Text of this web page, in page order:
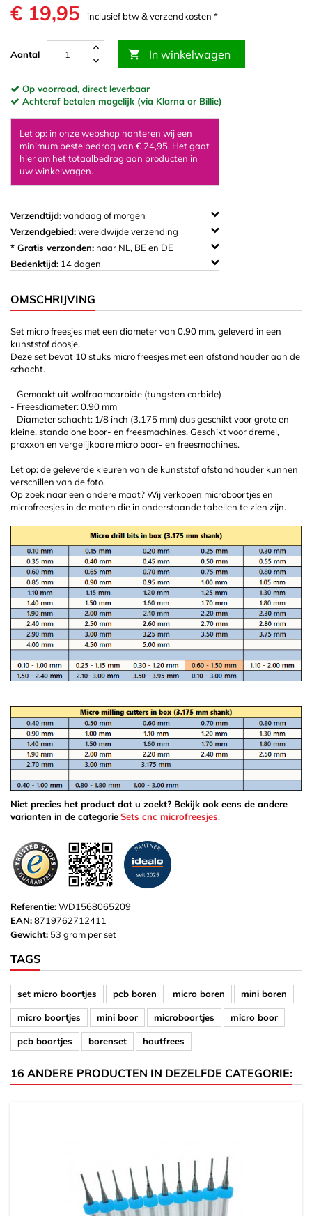
€ 19,95 inclusief btw & verzendkosten *
Aantal  In winkelwagen
Op voorraad, direct leverbaar
Achteraf betalen mogelijk (via Klarna or Billie)
Let op: in onze webshop hanteren wij een
minimum bestelbedrag van € 24,95. Het gaat
hier om het totaalbedrag aan producten in
uw winkelwagen.
Verzendtijd:vandaag of morgen
Verzendgebied:wereldwijde verzending
* Gratis verzonden: naar NL, BE en DE
Bedenktijd: 14 dagen
OMSCHRIJVING
Set micro freesjes met een diameter van 0.90 mm, geleverd in een
kunststof doosje.
Deze set bevat 10 stuks micro freesjes met een afstandhouder aan de
schacht.
- Gemaakt uit wolfraamcarbide (tungsten carbide)
- Freesdiameter: 0.90 mm
- Diameter schacht: 1/8 inch (3.175 mm) dus geschikt voor grote en
kleine, standalone boor- en freesmachines. Geschikt voor dremel,
proxxon en vergelijkbare micro boor- en freesmachines.
Let op: de geleverde kleuren van de kunststof afstandhouder kunnen
verschillen van de foto.
Op zoek naar een andere maat? Wij verkopen microboortjes en
microfreesjes in de maten die in onderstaande tabellen te zien zijn.
Niet precies het product dat u zoekt? Bekijk ook eens de andere
varianten in de categorieSets cnc microfreesjes.
Referentie:WD1568065209
EAN:8719762712411
Gewicht: 53 gram per set
TAGS
set micro boortjes pcb boren micro boren mini boren
micro boortjes mini boor microboortjes micro boor
pcb boortjes borenset houtfrees
16 ANDERE PRODUCTEN IN DEZELFDE CATEGORIE: